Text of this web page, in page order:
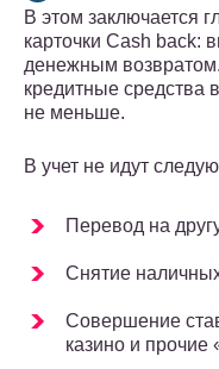
В этом заключается
карточки Cash back:
денежным
кредитные средства
не меньше.
В учет не идут
Перевод на
Снятие
Совершение
казино и прочие